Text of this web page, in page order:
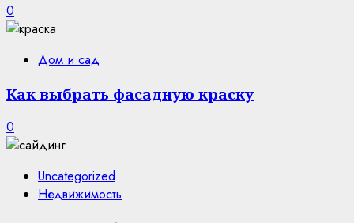
0
Дом и сад
Как выбрать фасадную краску
0
Uncategorized
Недвижимость